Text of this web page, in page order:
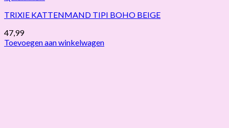
TRIXIE KATTENMAND TIPI BOHO BEIGE
47,99
Toevoegen aan winkelwagen